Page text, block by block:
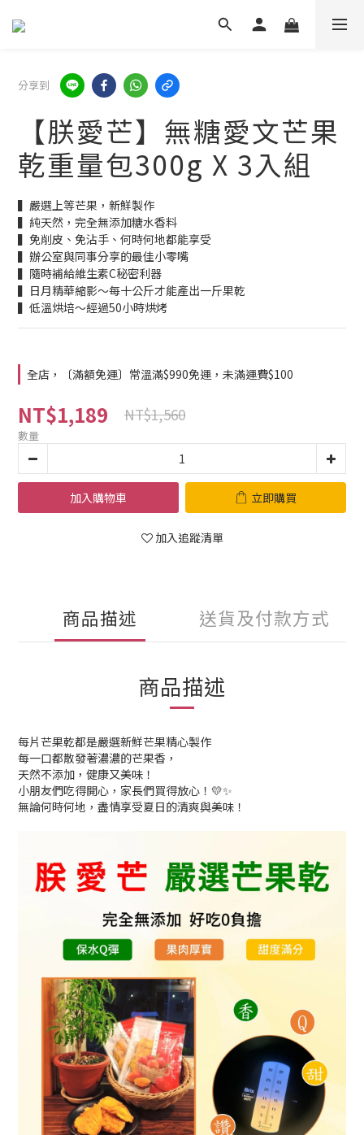
分享到
【朕愛芒】無糖愛文芒果
乾重量包300g X 3入組
▍嚴選上等芒果，新鮮製作
▍純天然，完全無添加糖水香料
▍免削皮、免沾手、何時何地都能享受
▍辦公室與同事分享的最佳小零嘴
▍隨時補給維生素C秘密利器
▍日月精華縮影～每十公斤才能產出一斤果乾
▍低溫烘培～經過50小時烘烤
全店，〔滿額免運〕常溫滿$990免運，未滿運費$100
NT$1,189 NT$1,560
數量
加入購物車 立即購買
加入追蹤清單
商品描述 送貨及付款方式
商品描述
每片芒果乾都是嚴選新鮮芒果精心製作
每一口都散發著濃濃的芒果香，
天然不添加，健康又美味！
小朋友們吃得開心，家長們買得放心！💛✨
無論何時何地，盡情享受夏日的清爽與美味！